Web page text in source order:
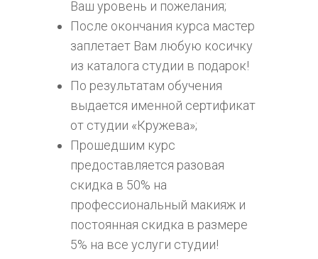
Ваш уровень и пожелания;
После окончания курса мастер
заплетает Вам любую косичку
из каталога студии в подарок!
По результатам обучения
выдается именной сертификат
от студии «Кружева»;
Прошедшим курс
предоставляется разовая
скидка в 50% на
профессиональный макияж и
постоянная скидка в размере
5% на все услуги студии!